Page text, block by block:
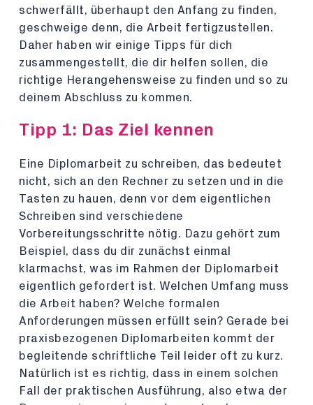
schwerfällt, überhaupt den Anfang zu finden,
geschweige denn, die Arbeit fertigzustellen.
Daher haben wir einige Tipps für dich
zusammengestellt, die dir helfen sollen, die
richtige Herangehensweise zu finden und so zu
deinem Abschluss zu kommen.
Tipp 1: Das Ziel kennen
Eine Diplomarbeit zu schreiben, das bedeutet
nicht, sich an den Rechner zu setzen und in die
Tasten zu hauen, denn vor dem eigentlichen
Schreiben sind verschiedene
Vorbereitungsschritte nötig. Dazu gehört zum
Beispiel, dass du dir zunächst einmal
klarmachst, was im Rahmen der Diplomarbeit
eigentlich gefordert ist. Welchen Umfang muss
die Arbeit haben? Welche formalen
Anforderungen müssen erfüllt sein? Gerade bei
praxisbezogenen Diplomarbeiten kommt der
begleitende schriftliche Teil leider oft zu kurz.
Natürlich ist es richtig, dass in einem solchen
Fall der praktischen Ausführung, also etwa der